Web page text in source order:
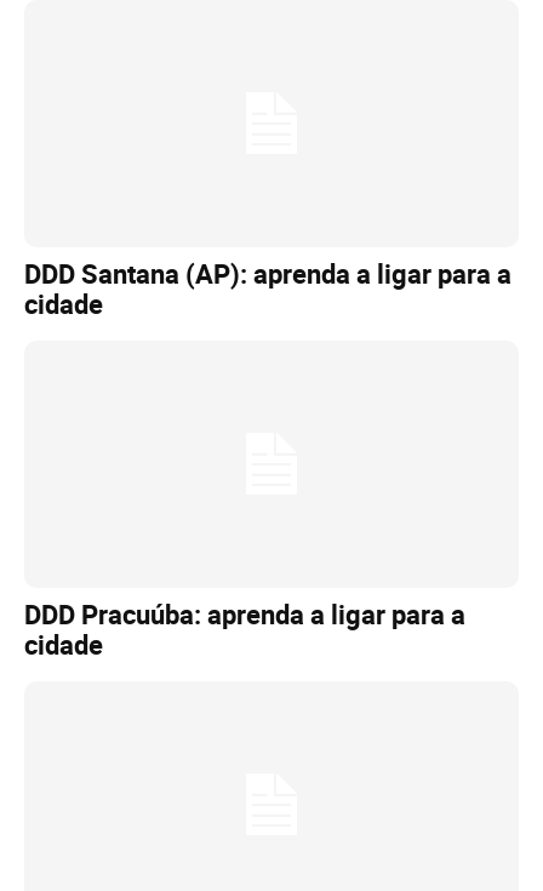
DDD Santana (AP): aprenda a ligar para a
cidade
DDD Pracuúba: aprenda a ligar para a
cidade